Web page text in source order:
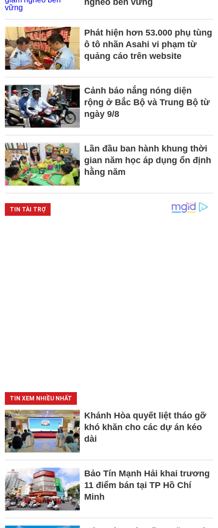
nghèo bền vững
Phát hiện hơn 53.000 phụ tùng
ô tô nhãn Asahi vi phạm từ
quảng cáo trên website
Cảnh báo nắng nóng diện
rộng ở Bắc Bộ và Trung Bộ từ
ngày 9/8
Lần đầu ban hành khung thời
gian năm học áp dụng ổn định
hằng năm
TIN XEM NHIỀU NHẤT
Khánh Hòa quyết liệt tháo gỡ
khó khăn cho các dự án kéo
dài
Bảo Tín Mạnh Hải khai trương
11 điểm bán tại TP Hồ Chí
Minh